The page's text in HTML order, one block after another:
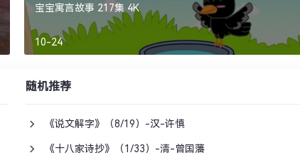
宝宝寓言故事 217集 4K
10-24
随机推荐
《说文解字》（8/19）-汉-许慎
《十八家诗抄》（1/33）-清-曾国藩